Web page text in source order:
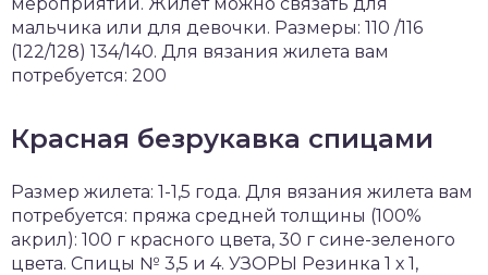
мальчика или для девочки. Размеры: 110 /116
(122/128) 134/140. Для вязания жилета вам
потребуется: 200
Красная безрукавка спицами
Размер жилета: 1-1,5 года. Для вязания жилета вам
потребуется: пряжа средней толщины (100%
акрил): 100 г красного цвета, 30 г сине-зеленого
цвета. Спицы № 3,5 и 4. УЗОРЫ Резинка 1 х 1,